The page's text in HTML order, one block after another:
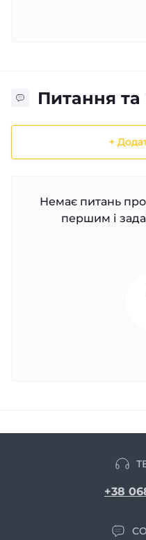
Питання та
+
Немає питань
першим і
+38